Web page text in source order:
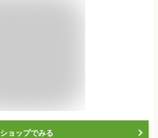
ショップでみる